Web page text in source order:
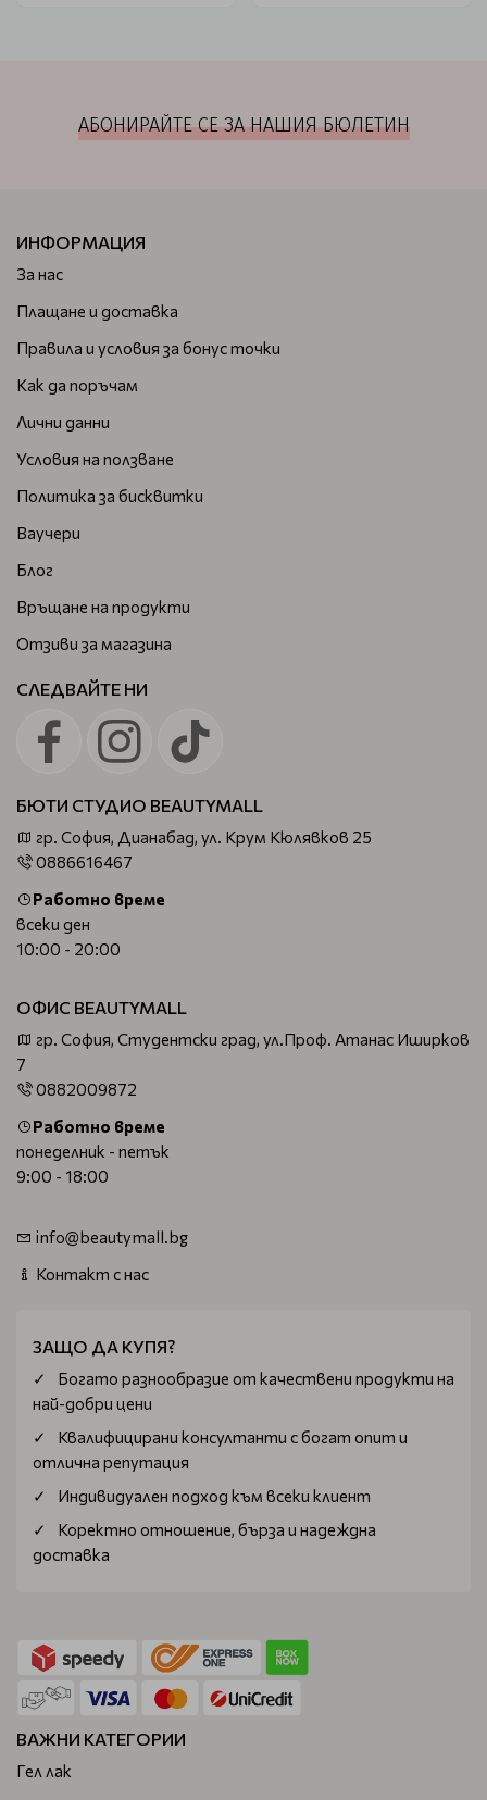
АБОНИРАЙТЕ СЕ ЗА НАШИЯ БЮЛЕТИН
ИНФОРМАЦИЯ
За нас
Плащане и доставка
Правила и условия за бонус точки
Как да поръчам
Лични данни
Условия на ползване
Политика за бисквитки
Ваучери
Блог
Връщане на продукти
Отзиви за магазина
СЛЕДВАЙТЕ НИ
БЮТИ СТУДИО BEAUTYMALL
гр. София, Дианабад, ул. Крум Кюлявков 25
0886616467
Работно време
всеки ден
10:00 - 20:00
ОФИС BEAUTYMALL
гр. София, Студентски град, ул.Проф. Атанас Иширков
7
0882009872
Работно време
понеделник - петък
9:00 - 18:00
info@beautymall.bg
Контакт с нас
ЗАЩО ДА КУПЯ?
Богатo разнообразие от качествени продукти на
най-добри цени
Квалифицирани консултанти с богат опит и
отлична репутация
Индивидуален подход към всеки клиент
Коректно отношение, бърза и надеждна
доставка
ВАЖНИ КАТЕГОРИИ
Гел лак